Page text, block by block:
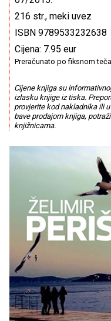
216 str., meki uvez
ISBN 9789533232638
Cijena: 7.95 eur
Preračunato po fiksnom
Cijene knjiga su
izlasku knjige iz tiska.
provjerite kod nakladnika ili
bave prodajom knjiga,
knjižnicama.